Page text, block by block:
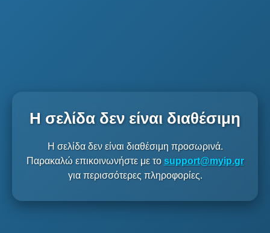
Η σελίδα δεν είναι διαθέσιμη
Η σελίδα δεν είναι διαθέσιμη προσωρινά.
Παρακαλώ επικοινωνήστε με το support@myip.gr
για περισσότερες πληροφορίες.